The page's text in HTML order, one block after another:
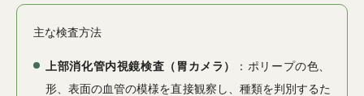
主な検査方法
上部消化管内視鏡検査（胃カメラ）
：ポリープの色、
形、表面の血管の模様を直接観察し、種類を判別するた